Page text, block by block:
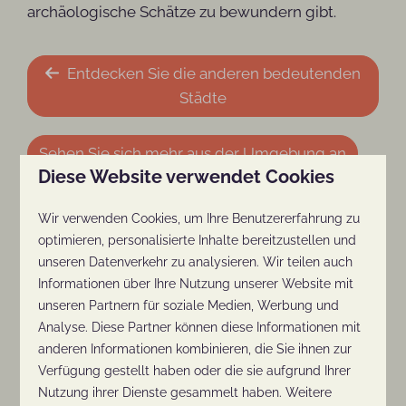
archäologische Schätze zu bewundern gibt.
Entdecken Sie die anderen bedeutenden
Städte
Sehen Sie sich mehr aus der Umgebung an
In Parknähe: 23km
Diese Website verwendet Cookies
Wir verwenden Cookies, um Ihre Benutzererfahrung zu
optimieren, personalisierte Inhalte bereitzustellen und
unseren Datenverkehr zu analysieren. Wir teilen auch
Informationen über Ihre Nutzung unserer Website mit
unseren Partnern für soziale Medien, Werbung und
Analyse. Diese Partner können diese Informationen mit
anderen Informationen kombinieren, die Sie ihnen zur
Verfügung gestellt haben oder die sie aufgrund Ihrer
Nutzung ihrer Dienste gesammelt haben. Weitere